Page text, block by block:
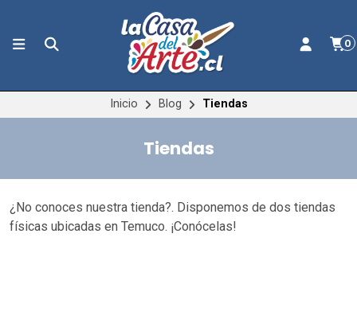
0
Inicio Blog Tiendas
Tiendas
¿No conoces nuestra tienda?. Disponemos de dos tiendas
físicas ubicadas en Temuco. ¡Conócelas!